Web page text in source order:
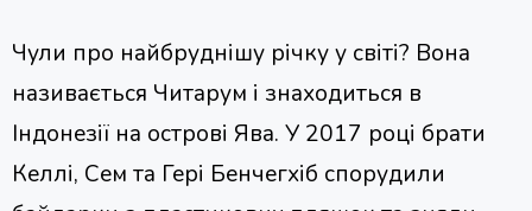
Чули про найбруднішу річку у світі? Вона
називається Читарум і знаходиться в
Індонезії на острові Ява. У 2017 році брати
Келлі, Сем та Гері Бенчегхіб спорудили